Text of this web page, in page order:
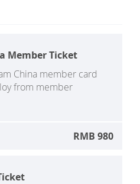
Member Ticket
China member card
from member
RMB 980